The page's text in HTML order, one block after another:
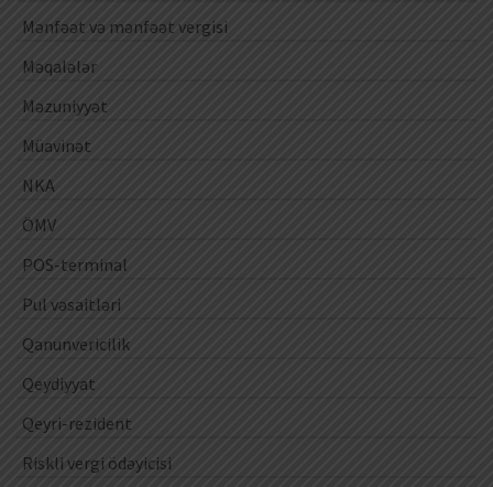
Mənfəət və mənfəət vergisi
Məqalələr
Məzuniyyət
Müavinət
NKA
ÖMV
POS-terminal
Pul vəsaitləri
Qanunvericilik
Qeydiyyat
Qeyri-rezident
Riskli vergi ödəyicisi